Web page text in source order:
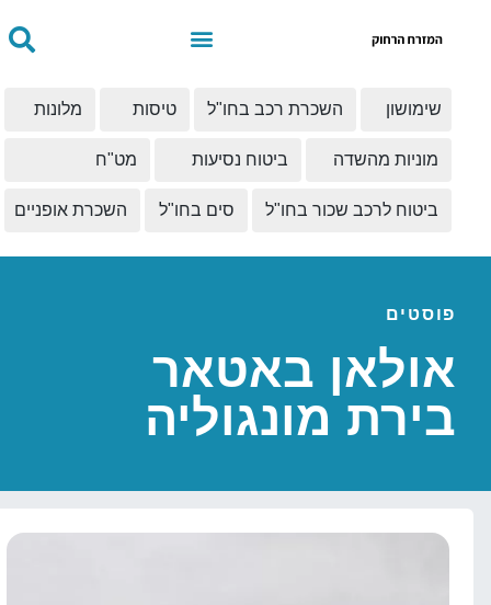
שימושון השכרת רכב בחו"ל טיסות מלונות
מוניות מהשדה ביטוח נסיעות מט"ח
ביטוח לרכב שכור בחו"ל סים בחו"ל השכרת אופניים
פוסטים
אולאן באטאר
בירת מונגוליה